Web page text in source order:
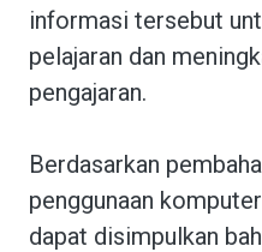
informasi tersebut
pelajaran dan
pengajaran.
Berdasarkan
penggunaan
dapat disimpulkan